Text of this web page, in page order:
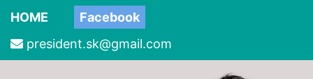
HOME
Facebook
president.sk@gmail.com